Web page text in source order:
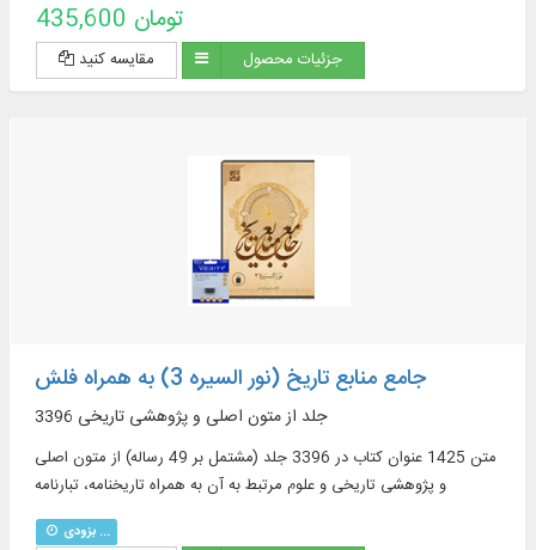
435,600 تومان
مقایسه کنید جزئیات محصول
جامع منابع تاریخ (نور السیره 3) به همراه فلش
3396 جلد از متون اصلی و پژوهشی تاریخی
متن 1425 عنوان کتاب در 3396 جلد (مشتمل بر 49 رساله) از متون اصلی
و پژوهشی تاریخی و علوم مرتبط به آن به همراه تاریخنامه، تبارنامه
بزودی ...